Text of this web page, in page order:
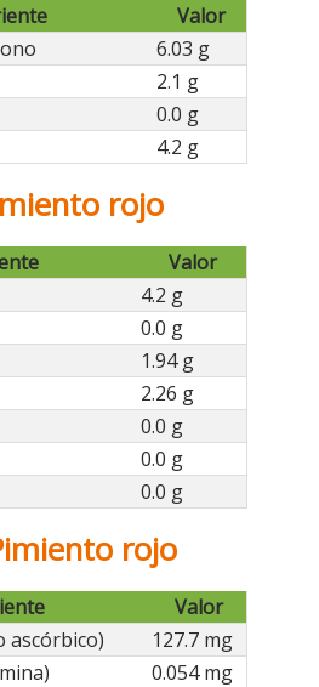
Valor
6.03 g
2.1 g
0.0 g
4.2 g
rojo
Valor
4.2 g
0.0 g
1.94 g
2.26 g
0.0 g
0.0 g
0.0 g
rojo
Valor
ascórbico)
127.7 mg
0.054 mg